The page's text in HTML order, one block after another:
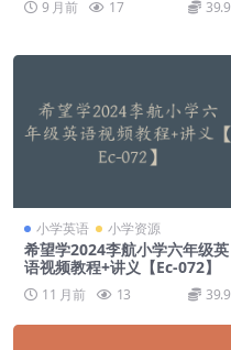
9 月前 17 39.9
小学英语 小学资源
希望学2024李航小学六年级英
语视频教程+讲义【Ec-072】
11 月前 13 39.9